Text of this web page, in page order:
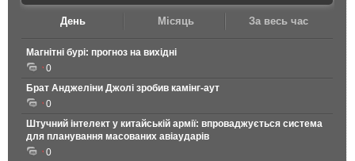
День Місяць За весь час
Магнітні бурі: прогноз на вихідні
0
Брат Анджеліни Джолі зробив камінг-аут
0
Штучний інтелект у китайській армії: впроваджується система
для планування масованих авіаударів
0